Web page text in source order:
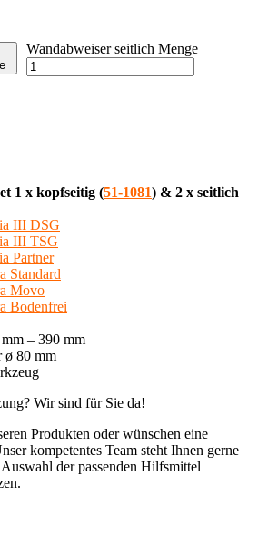
Wandabweiser seitlich Menge
1 x kopfseitig (51-1081) & 2 x seitlich
III DSG
III TSG
Partner
Standard
Movo
Bodenfrei
– 390 mm
ø 80 mm
Wir sind für Sie da!
Produkten oder wünschen eine
kompetentes Team steht Ihnen gerne
der passenden Hilfsmittel